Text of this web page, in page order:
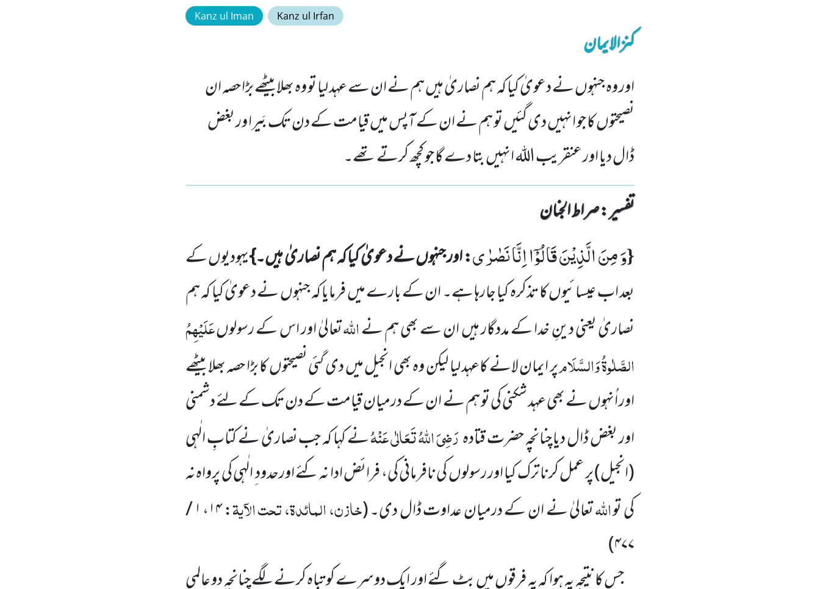
Kanz ul Iman Kanz ul Irfan
کنزالایمان
اور وہ جنہوں نے دعویٰ کیا کہ ہم نصاریٰ ہیں ہم نے ان سے عہد لیا تو وہ بھلا بیٹھے بڑا حصہ ان
نصیحتوں کا جو انہیں دی گئیں تو ہم نے ان کے آپس میں قیامت کے دن تک بَیرا ور بغض
ڈال دیا اور عنقریب اللہ انہیں بتا دے گا جو کچھ کرتے تھے۔
تفسیر : ‎صراط الجنان
{وَ مِنَ الَّذِیْنَ قَالُوْۤا اِنَّا نَصٰرٰى: اور جنہوں نے دعویٰ کیا کہ ہم نصاریٰ ہیں۔}یہودیوں کے
بعد اب عیسائیوں کا تذکرہکیا جارہا ہے۔ ان کے بارے میں فرمایا کہ جنہوں نے دعویٰ کیا کہ ہم
نصاریٰ یعنی دینِ خدا کے مددگار ہیں ان سے بھی ہم نےاللہتعالیٰ اور اس کے رسولوںعَلَیْہِمُ
الصَّلٰوۃُ وَالسَّلَامپر ایمان لانے کاعہد لیا لیکن وہ بھی انجیل میں دی گئی نصیحتوںکا بڑا حصہ بھلا بیٹھے
اور اُنہوں نے بھی عہد شکنی کی تو ہم نے ان کے درمیان قیامت کے دن تک کے لئے دشمنی
اور بغضڈال دیا چنانچہ حضرت قتادہرَضِیَ اللہُ تَعَالٰی عَنْہُنے کہا کہ جب نصاریٰ نے کتابِ الٰہی
(انجیل)پر عمل کرنا ترک کیا اور رسولوںکی نافرمانی کی، فرائض ادا نہ کئے اورحدود ِ الٰہی کی پرواہ نہ
کی تواللہتعالیٰ نے ان کے درمیان عداوت ڈال دی۔(خازن، المائدۃ، تحت الآیۃ
: ۱۴، ۱ /
۴۷۷)
جس کا نتیجہ یہ ہوا کہ یہ فرقوں میں بٹ گئے اور ایک دوسرے کو تباہ کرنے لگے چنانچہ دو عالمی